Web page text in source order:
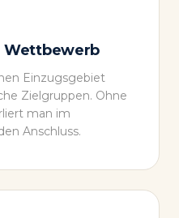
Wettbewerb
Einzugsgebiet
Zielgruppen. Ohne
man im
Anschluss.